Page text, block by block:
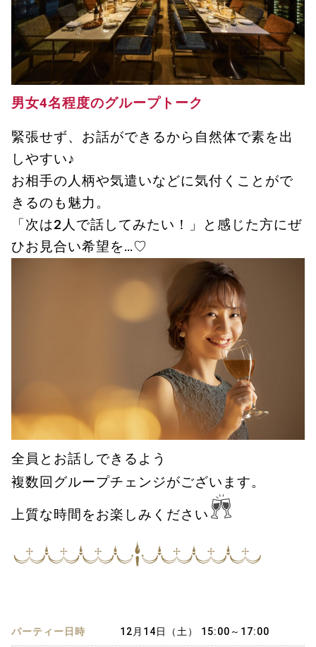
男女4名程度のグループトーク
緊張せず、お話ができるから自然体で素を出
しやすい♪
お相手の人柄や気遣いなどに気付くことがで
きるのも魅力。
「次は2人で話してみたい！」と感じた方にぜ
ひお見合い希望を…♡
全員とお話しできるよう
複数回グループチェンジがございます。
上質な時間をお楽しみください
パーティー日時 12月14日（土） 15:00～17:00